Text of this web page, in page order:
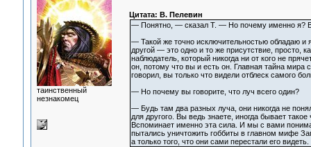
таинственный
незнакомец
Цитата: В. Пелевин
— Понятно, — сказал Т. — Но почему именно я?
— Такой же точно исключительностью обладаю и
другой — это одно и то же присутствие, просто,
наблюдатель, который никогда ни от кого не
он, потому что вы и есть он. Главная тайна мира
говорил, вы только что видели отблеск самого
— Но почему вы говорите, что луч всего один?
— Будь там два разных луча, они никогда не
для другого. Вы ведь знаете, иногда бывает
Вспоминает именно эта сила. И мы с вами
пытались уничтожить гоббиты в главном мифе
а только того, что они сами перестали его видеть.